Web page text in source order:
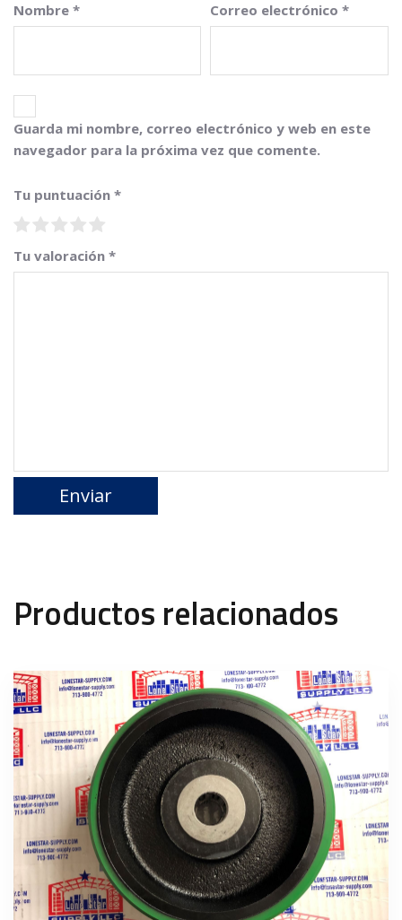
Nombre * Correo electrónico *
Guarda mi nombre, correo electrónico y web en este
navegador para la próxima vez que comente.
Tu puntuación *
Tu valoración *
Productos relacionados